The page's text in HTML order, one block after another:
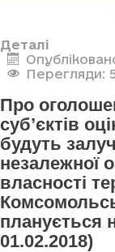
Деталі
Перегляди:
Про
суб’єктів
будуть
незалежної
власності
планується
01.02.2018)